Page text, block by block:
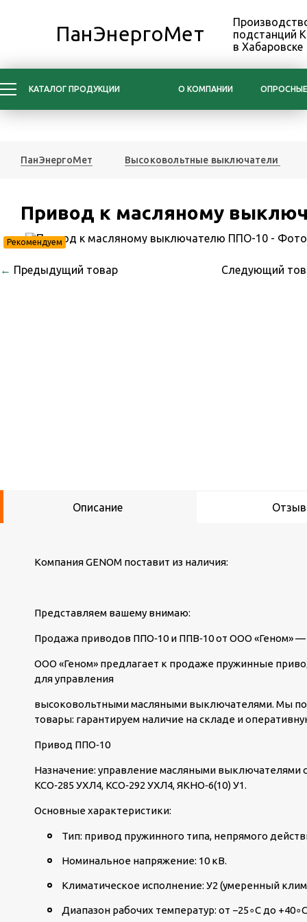
ПанЭнергоМет
подстанций
в Хабаровске
КАТАЛОГ ПРОДУКЦИИ О КОМПАНИИ
ПанЭнергоМет Высоковольтные выключатели
Привод к масляному
Рекомендуем
← Предыдущий товар Следующий
Описание
Компания GENOM поставит из наличия:
Представляем вашему внимаю:
Продажа приводов ППО‑10 и ППВ‑10 от ООО «Геном»
ООО «Геном» предлагает к продаже пружинные
для управления
высоковольтными масляными выключателями. Мы
товары: гарантируем наличие на складе и
Привод ППО‑10
Назначение: управление масляными выключателями
КСО‑285 УХЛ4, КСО‑292 УХЛ4, ЯКНО‑6(10) У1.
Основные характеристики:
Тип: привод пружинного типа, непрямого
Номинальное напряжение: 10 кВ.
Климатическое исполнение: У2 (умеренный
Диапазон рабочих температур: от −25∘C до +40∘